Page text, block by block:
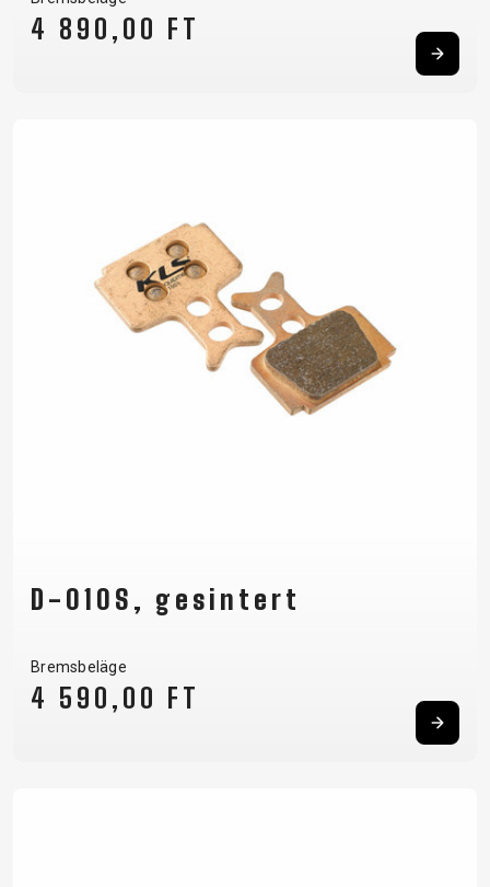
4 890,00 FT
D-010S, gesintert
Bremsbeläge
4 590,00 FT